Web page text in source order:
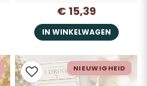
€ 15,39
IN WINKELWAGEN
NIEUWIGHEID